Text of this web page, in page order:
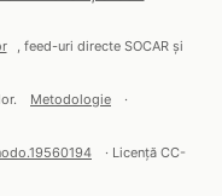
, feed-uri directe SOCAR și
Metodologie ·
· Licență CC-